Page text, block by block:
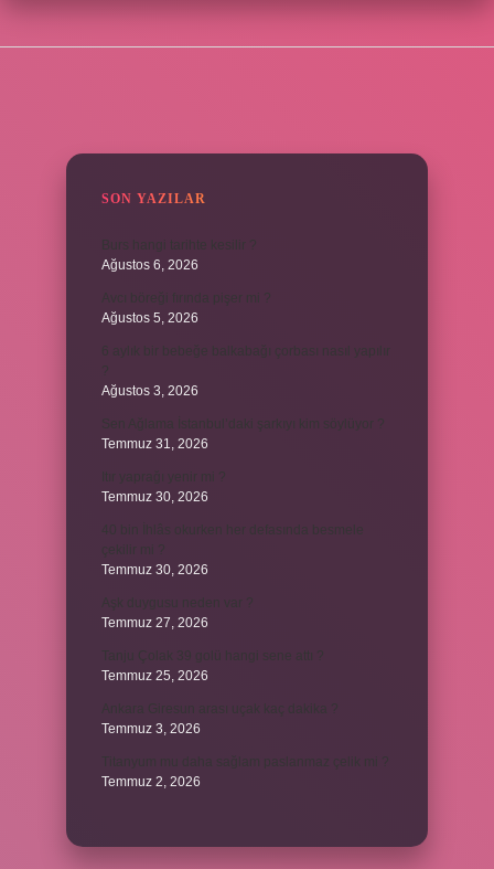
SON YAZILAR
Burs hangi tarihte kesilir ?
Ağustos 6, 2026
Avcı böreği fırında pişer mi ?
Ağustos 5, 2026
6 aylık bir bebeğe balkabağı çorbası nasıl yapılır
?
Ağustos 3, 2026
Sen Ağlama İstanbul’daki şarkıyı kim söylüyor ?
Temmuz 31, 2026
Itır yaprağı yenir mi ?
Temmuz 30, 2026
40 bin İhlâs okurken her defasında besmele
Temmuz 30, 2026
Temmuz 27, 2026
Temmuz 25, 2026
Temmuz 3, 2026
Titanyum mu daha sağlam paslanmaz çelik mi ?
Temmuz 2, 2026